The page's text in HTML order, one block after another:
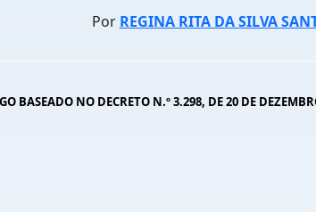
Por REGINA RITA DA SILVA
BASEADO NO DECRETO N.º 3.298, DE 20 DE